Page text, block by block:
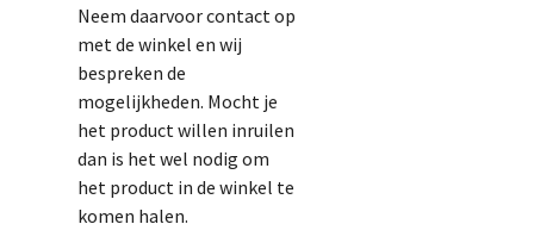
Neem daarvoor contact op
met de winkel en wij
bespreken de
mogelijkheden. Mocht je
het product willen inruilen
dan is het wel nodig om
het product in de winkel te
komen halen.